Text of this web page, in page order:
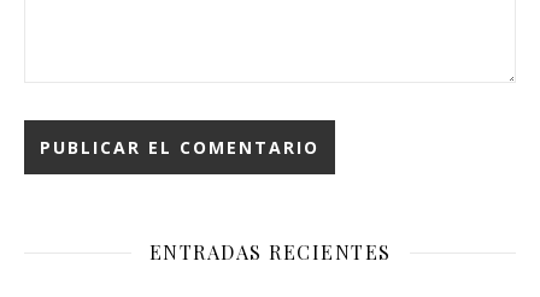
ENTRADAS RECIENTES